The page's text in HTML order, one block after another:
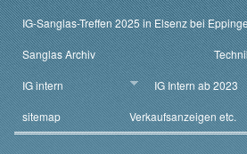
IG-Sanglas-Treffen 2025 in Elsenz bei
Sanglas Archiv
IG intern IG Intern ab 2023
sitemap Verkaufsanzeigen etc.